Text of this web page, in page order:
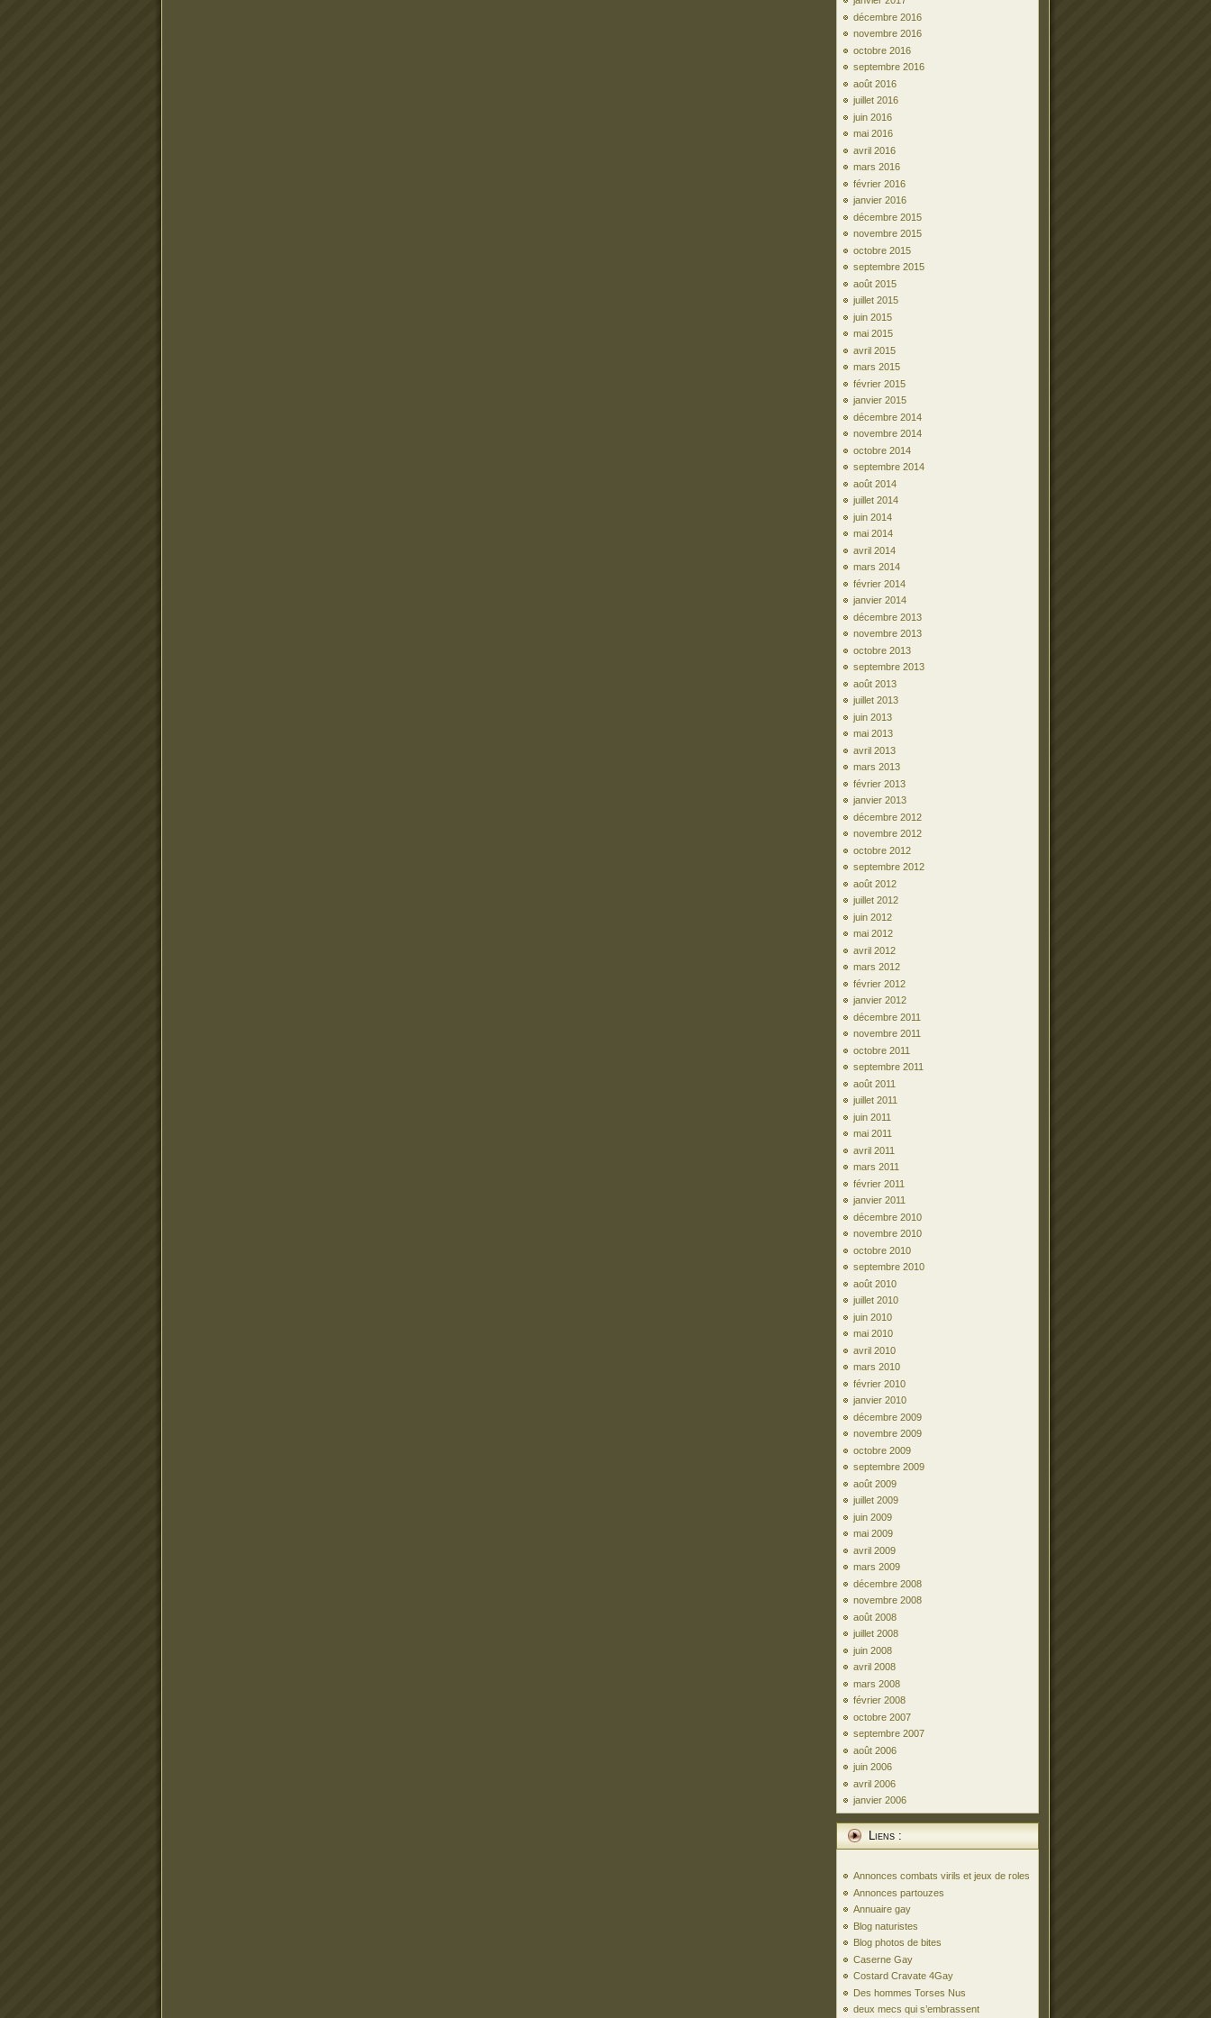
décembre 2016
novembre 2016
octobre 2016
septembre 2016
août 2016
juillet 2016
juin 2016
mai 2016
avril 2016
mars 2016
février 2016
janvier 2016
décembre 2015
novembre 2015
octobre 2015
septembre 2015
août 2015
juillet 2015
juin 2015
mai 2015
avril 2015
mars 2015
février 2015
janvier 2015
décembre 2014
novembre 2014
octobre 2014
septembre 2014
août 2014
juillet 2014
juin 2014
mai 2014
avril 2014
mars 2014
février 2014
janvier 2014
décembre 2013
novembre 2013
octobre 2013
septembre 2013
août 2013
juillet 2013
juin 2013
mai 2013
avril 2013
mars 2013
février 2013
janvier 2013
décembre 2012
novembre 2012
octobre 2012
septembre 2012
août 2012
juillet 2012
juin 2012
mai 2012
avril 2012
mars 2012
février 2012
janvier 2012
décembre 2011
novembre 2011
octobre 2011
septembre 2011
août 2011
juillet 2011
juin 2011
mai 2011
avril 2011
mars 2011
février 2011
janvier 2011
décembre 2010
novembre 2010
octobre 2010
septembre 2010
août 2010
juillet 2010
juin 2010
mai 2010
avril 2010
mars 2010
février 2010
janvier 2010
décembre 2009
novembre 2009
octobre 2009
septembre 2009
août 2009
juillet 2009
juin 2009
mai 2009
avril 2009
mars 2009
décembre 2008
novembre 2008
août 2008
juillet 2008
juin 2008
avril 2008
mars 2008
février 2008
octobre 2007
septembre 2007
août 2006
juin 2006
avril 2006
janvier 2006
Liens :
Annonces combats virils et jeux de roles
Annonces partouzes
Annuaire gay
Blog naturistes
Blog photos de bites
Caserne Gay
Costard Cravate 4Gay
Des hommes Torses Nus
deux mecs qui s’embrassent